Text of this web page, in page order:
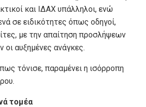
και ΙΔΑΧ υπάλληλοι, ενώ
σε ειδικότητες όπως οδηγοί,
με την απαίτηση προσλήψεων
αυξημένες ανάγκες.
τόνισε, παραμένει η ισόρροπη
τομέα